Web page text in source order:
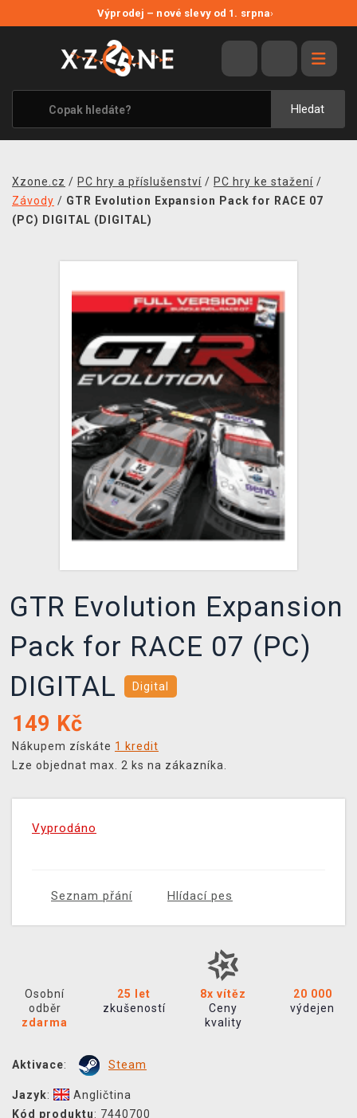
Výprodej – nové slevy od 1. srpna›
Hledat
VÝPRODEJ
VIDEOHRY
XZONE ORIGINALS
TÉMATIKY
MERCHANDISE
DOPRAVA
XZONE KLUB
TCG & BOARDGAME HUB
VÝKUP HER (BAZAR)
Xzone.cz / PC hry a příslušenství / PC hry ke stažení /
Závody / GTR Evolution Expansion Pack for RACE 07
(PC) DIGITAL (DIGITAL)
GTR Evolution Expansion
Pack for RACE 07 (PC)
DIGITAL
Digital
149 Kč
Nákupem získáte 1 kredit
Lze objednat max. 2 ks na zákazníka.
Vyprodáno
Seznam přání Hlídací pes
Osobní
odběr
zdarma
25 let
zkušeností
8x vítěz
Ceny
kvality
20 000
výdejen
Aktivace: Steam
Jazyk:
Angličtina
Kód produktu: 7440700